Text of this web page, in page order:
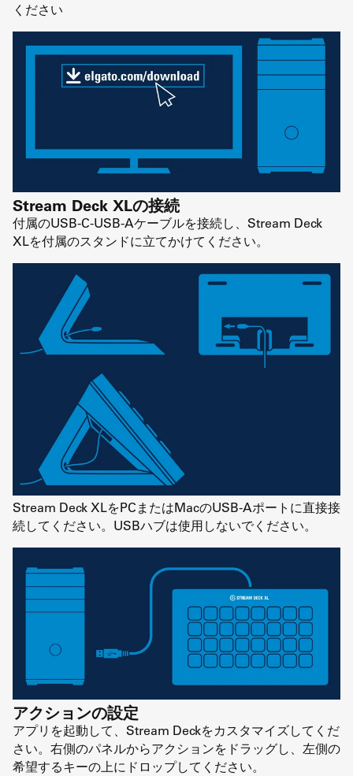
ください
Stream Deck XLの接続
付属のUSB-C-USB-Aケーブルを接続し、Stream Deck
XLを付属のスタンドに立てかけてください。
Stream Deck XLをPCまたはMacのUSB-Aポートに直接接
続してください。USBハブは使用しないでください。
アクションの設定
アプリを起動して、Stream Deckをカスタマイズしてくだ
さい。右側のパネルからアクションをドラッグし、左側の
希望するキーの上にドロップしてください。